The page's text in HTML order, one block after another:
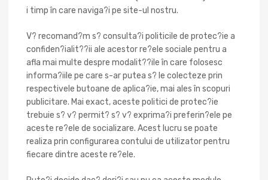
i timp în care naviga?i pe site-ul nostru.
V? recomand?m s? consulta?i politicile de protec?ie a
confiden?ialit??ii ale acestor re?ele sociale pentru a
afla mai multe despre modalit??ile în care folosesc
informa?iile pe care s-ar putea s? le colecteze prin
respectivele butoane de aplica?ie, mai ales în scopuri
publicitare. Mai exact, aceste politici de protec?ie
trebuie s? v? permit? s? v? exprima?i preferin?ele pe
aceste re?ele de socializare. Acest lucru se poate
realiza prin configurarea contului de utilizator pentru
fiecare dintre aceste re?ele.